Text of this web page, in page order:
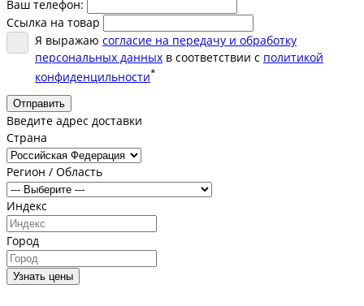
Ваш телефон:
Ссылка на товар
Я выражаю согласие на передачу и обработку
персональных данных в соответствии с политикой
конфиденцильности*
Отправить
Введите адрес доставки
Страна
Регион / Область
Индекс
Город
Узнать цены